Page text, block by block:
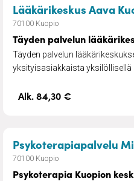
Lääkärikeskus Aava
70100 Kuopio
Täyden palvelun
Täyden palvelun
yksityisasiakkaista yksilöllisellä
Alk. 84,30 €
Psykoterapiapalvelu
70100 Kuopio
Psykoterapia Kuopion